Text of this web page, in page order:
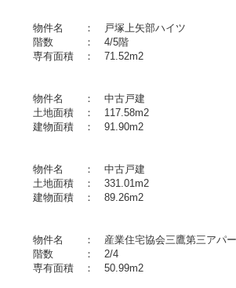
物件名 ： 戸塚上矢部ハイツ
階数 ： 4/5階
面積 ： 71.52m2
物件名 ： 中古戸建
地面積 ： 117.58m2
建物面積 ： 91.90m2
件名 ： 中古戸建
面積 ： 331.01m2
建物面積 ： 89.26m2
名 ： 産業住宅協会三鷹第三アパー
階数 ： 2/4
面積 ： 50.99m2